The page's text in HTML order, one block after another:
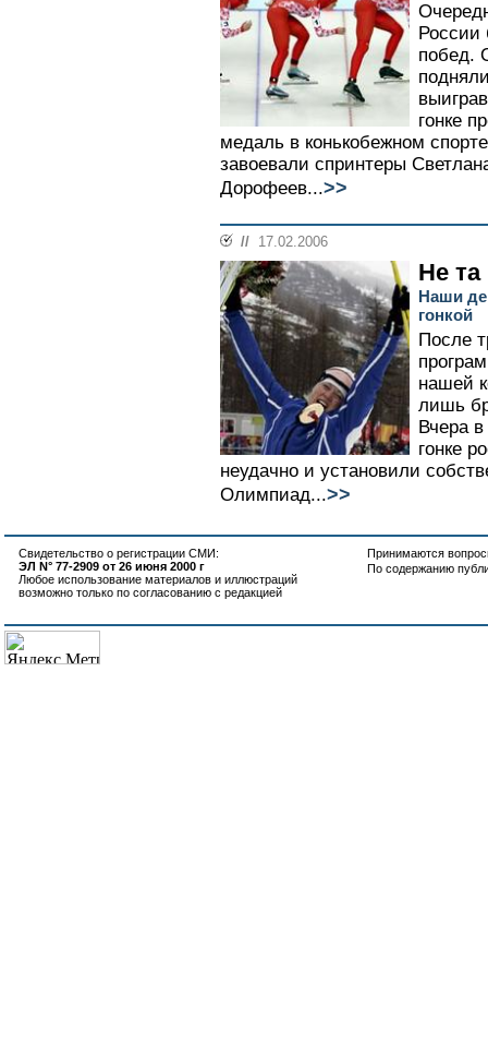
России
побед.
гонке
медаль в конькобежном
завоевали спринтеры
Дорофеев...>>
// 17.02.2006
Не та
Наши
гонкой
После
нашей
лишь
Вчера
гонке
неудачно и установили
Олимпиад...>>
Свидетельство о регистрации СМИ:
ЭЛ N° 77-2909 от 26 июня 2000 г
Любое использование материалов и иллюстраций
возможно только по согласованию с редакцией
Принимаются
По содержанию